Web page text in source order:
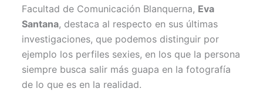
Facultad de Comunicación Blanquerna, Eva
Santana, destaca al respecto en sus últimas
investigaciones, que podemos distinguir por
ejemplo los perfiles sexies, en los que la persona
siempre busca salir más guapa en la fotografía
de lo que es en la realidad.